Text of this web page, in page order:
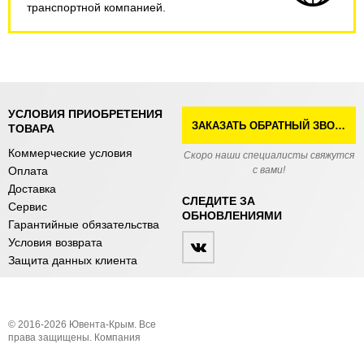
транспортной компанией.
УСЛОВИЯ ПРИОБРЕТЕНИЯ
ТОВАРА
Коммерческие условия
Оплата
Доставка
Сервис
Гарантийные обязательства
Условия возврата
Защита данных клиента
ЗАКАЗАТЬ ОБРАТНЫЙ ЗВОНОК
Скоро наши специалисты свяжутся
с вами!
СЛЕДИТЕ ЗА
ОБНОВЛЕНИЯМИ
© 2016-2026 Ювента-Крым. Все
права защищены. Компания